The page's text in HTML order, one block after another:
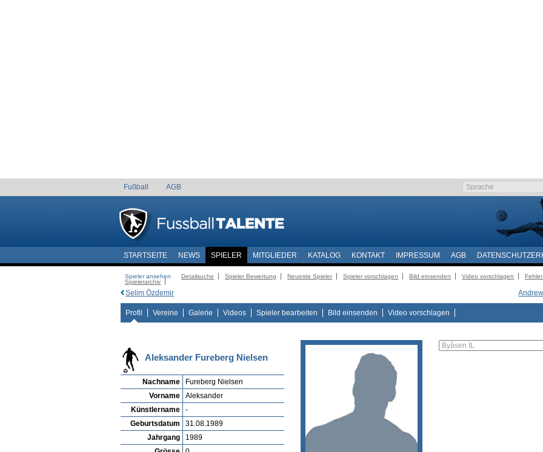
Fußball AGB
STARTSEITE NEWS SPIELER MITGLIEDER KATALOG KONTAKT IMPRESSUM AGB
Spieler ansehen Detailsuche Spieler Bewertung Neueste Spieler Spieler vorschlagen Bild einsenden Video vorschlagen
Spielerarchiv
Selim Özdemir
Profil Vereine Galerie Videos Spieler bearbeiten Bild einsenden Video vorschlagen
Aleksander Fureberg Nielsen
Nachname
Fureberg Nielsen
Vorname
Aleksander
Künstlername
-
Geburtsdatum
31.08.1989
Jahrgang
1989